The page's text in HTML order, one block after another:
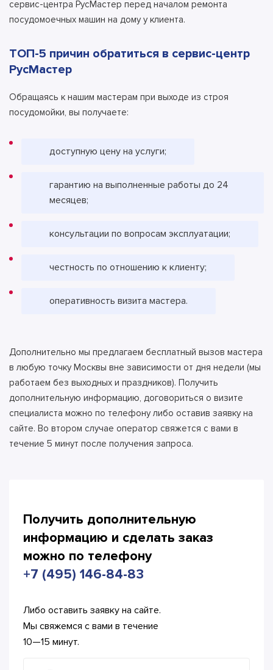
сервис-центра РусМастер перед началом ремонта
посудомоечных машин на дому у клиента.
ТОП-5 причин обратиться в сервис-центр
РусМастер
Обращаясь к нашим мастерам при выходе из строя
посудомойки, вы получаете:
доступную цену на услуги;
гарантию на выполненные работы до 24
месяцев;
консультации по вопросам эксплуатации;
честность по отношению к клиенту;
оперативность визита мастера.
Дополнительно мы предлагаем бесплатный вызов мастера
в любую точку Москвы вне зависимости от дня недели (мы
работаем без выходных и праздников). Получить
дополнительную информацию, договориться о визите
специалиста можно по телефону либо оставив заявку на
сайте. Во втором случае оператор свяжется с вами в
течение 5 минут после получения запроса.
Получить дополнительную
информацию и сделать заказ
можно по телефону
+7 (495) 146-84-83
Либо оставить заявку на сайте.
Мы свяжемся с вами в течение
10—15 минут.